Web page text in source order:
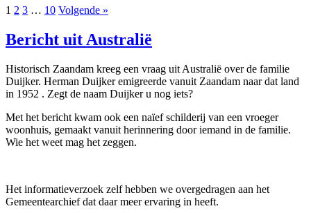
1 2 3 … 10 Volgende »
Bericht uit Australië
Historisch Zaandam kreeg een vraag uit Australië over de familie
Duijker. Herman Duijker emigreerde vanuit Zaandam naar dat land
in 1952 . Zegt de naam Duijker u nog iets?
Met het bericht kwam ook een naïef schilderij van een vroeger
woonhuis, gemaakt vanuit herinnering door iemand in de familie.
Wie het weet mag het zeggen.
Het informatieverzoek zelf hebben we overgedragen aan het
Gemeentearchief dat daar meer ervaring in heeft.